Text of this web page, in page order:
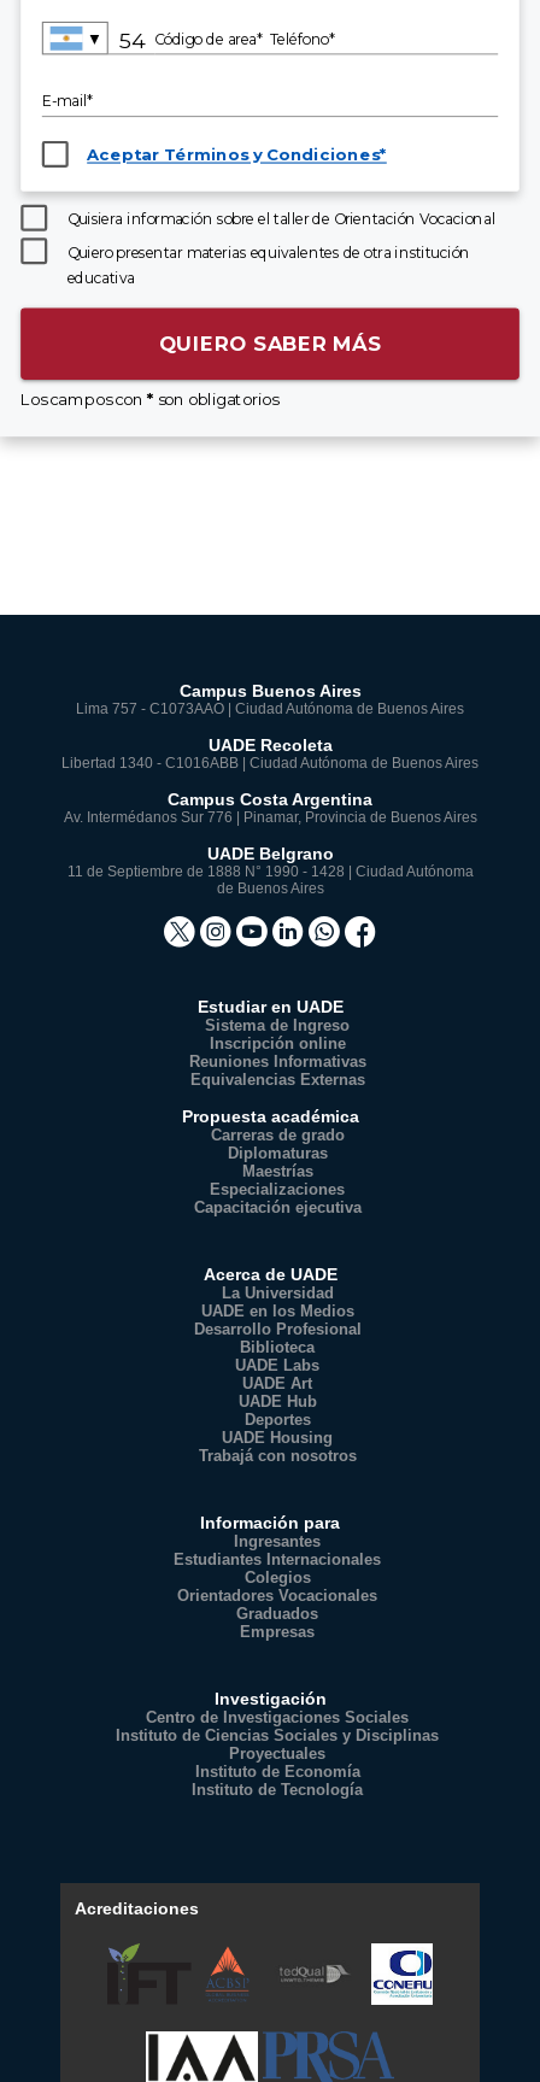
▼ Código de area* Teléfono*
E-mail*
Aceptar Términos y Condiciones*
Quisiera información sobre el taller de Orientación Vocacional
Quiero presentar materias equivalentes de otra institución
educativa
QUIERO SABER MÁS
Los campos con * son obligatorios
Campus Buenos Aires
Lima 757 - C1073AAO | Ciudad Autónoma de Buenos Aires
UADE Recoleta
Libertad 1340 - C1016ABB | Ciudad Autónoma de Buenos Aires
Campus Costa Argentina
Av. Intermédanos Sur 776 | Pinamar, Provincia de Buenos Aires
UADE Belgrano
11 de Septiembre de 1888 N° 1990 - 1428 | Ciudad Autónoma
de Buenos Aires
Estudiar en UADE
Sistema de Ingreso
Inscripción online
Reuniones Informativas
Equivalencias Externas
Propuesta académica
Carreras de grado
Diplomaturas
Maestrías
Especializaciones
Capacitación ejecutiva
Acerca de UADE
La Universidad
UADE en los Medios
Desarrollo Profesional
Biblioteca
UADE Labs
UADE Art
UADE Hub
Deportes
UADE Housing
Trabajá con nosotros
Información para
Ingresantes
Estudiantes Internacionales
Colegios
Orientadores Vocacionales
Graduados
Empresas
Investigación
Centro de Investigaciones Sociales
Instituto de Ciencias Sociales y Disciplinas
Proyectuales
Instituto de Economía
Instituto de Tecnología
Acreditaciones